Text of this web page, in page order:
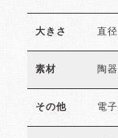
大きさ 直
素材 陶器
その他 電